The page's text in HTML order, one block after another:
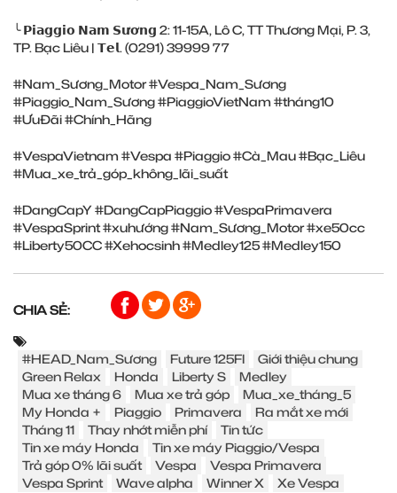
╰ 𝗣𝗶𝗮𝗴𝗴𝗶𝗼 𝗡𝗮𝗺 𝗦𝘂̛𝗼̛𝗻𝗴 2: 11-15A, Lô C, TT Thương Mại, P. 3,
TP. Bạc Liêu | 𝗧𝗲𝗹. (0291) 39999 77
#Nam_Sương_Motor#Vespa_Nam_Sương
#Piaggio_Nam_Sương#PiaggioVietNam #tháng10
#ƯuĐãi#Chính_Hãng
#VespaVietnam #Vespa #Piaggio#Cà_Mau#Bạc_Liêu
#Mua_xe_trả_góp_không_lãi_suất
#DangCapY #DangCapPiaggio#VespaPrimavera
#VespaSprint#xuhướng#Nam_Sương_Motor#xe50cc
#Liberty50CC#Xehocsinh#Medley125#Medley150
CHIA SẺ:
#HEAD_Nam_Sương Future 125FI
Giới thiệu chung
Green Relax
Honda Liberty S
Medley
Mua xe tháng 6
Mua xe trả góp
Mua_xe_tháng_5
My Honda +
Piaggio Primavera
Ra mắt xe mới
Tháng 11
Thay nhớt miễn phí
Tin tức
Tin xe máy Honda
Tin xe máy Piaggio/Vespa
Trả góp 0% lãi suất
Vespa
Vespa Primavera
Vespa Sprint
Wave alpha Winner X Xe Vespa